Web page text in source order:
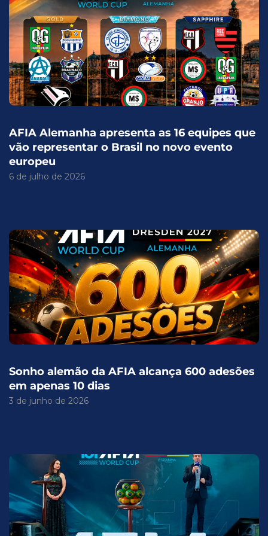
AFIA Alemanha apresenta as 16 equipes que
vão representar o Brasil no novo evento
europeu
6 de julho de 2026
Sonho alemão da AFIA alcança 600 adesões
em apenas 10 dias
3 de junho de 2026